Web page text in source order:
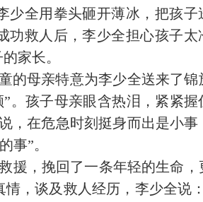
少全用拳头砸开薄冰，把孩子
功救人后，李少全担心孩子太
家长。
的母亲特意为李少全送来了锦
。孩子母亲眼含热泪，紧紧握
，在危急时刻挺身而出是小事
事”。
援，挽回了一条年轻的生命，
，谈及救人经历，李少全说